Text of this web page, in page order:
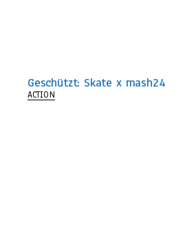
Geschützt: Skate x mash24
ACTION